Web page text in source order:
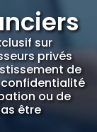
sur
privés
de
confidentialité
ou de
être